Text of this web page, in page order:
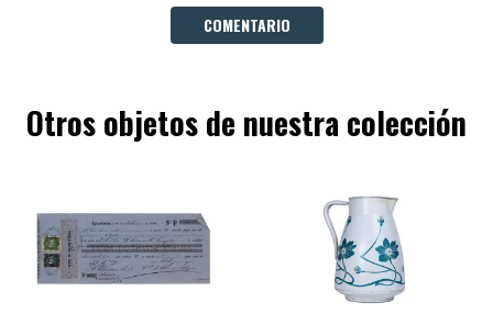
COMENTARIO
Otros objetos de nuestra colección